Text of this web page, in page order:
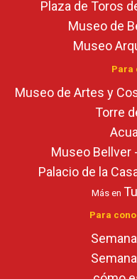
Plaza de Toros
Museo de
Museo
Para
Museo de Artes y
Torre
Museo Bellver
Palacio de la
Más en
Para